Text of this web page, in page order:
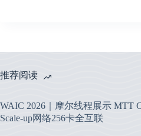
推荐阅读
WAIC 2026｜摩尔线程展示 MTT
Scale-up网络256卡全互联